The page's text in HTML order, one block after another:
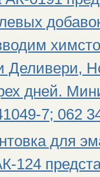
Деливери,
дней.
7; 062
для
124